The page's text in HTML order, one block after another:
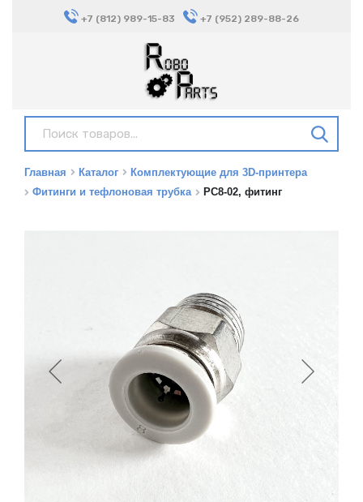
+7 (812) 989-15-83 +7 (952) 289-88-26
Главная Каталог
Комплектующие для 3D-принтера
Фитинги и тефлоновая трубка
PC8-02, фитинг